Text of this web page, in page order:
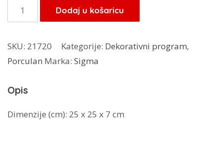
Sigma
činija
7202
količina
Dodaj u košaricu
SKU: 21720 Kategorije: Dekorativni program,
Porculan Marka: Sigma
Opis
Dimenzije (cm): 25 x 25 x 7 cm